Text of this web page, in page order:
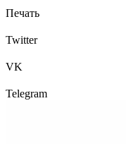
Печать
Twitter
VK
Telegram